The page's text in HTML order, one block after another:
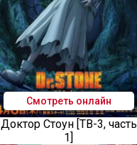
Смотреть онлайн
Доктор Стоун [ТВ-3, часть
1]